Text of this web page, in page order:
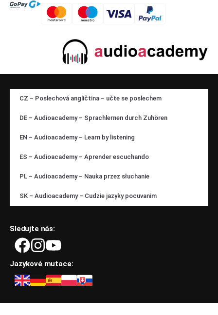
CZ – Poslechová angličtina – učte se poslechem
DE – Audioacademy – Sprachlernen durch Zuhören
EN – Audioacademy – Learn by listening
ES – Audioacademy – Aprender escuchando
PL – Audioacademy – Nauka przez słuchanie
SK – Audioacademy – Cudzie jazyky pocuvanim
Sledujte nás:
Jazykové mutace: